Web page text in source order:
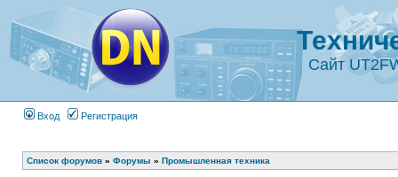
Сайт
Вход Регистрация
Список форумов » Форумы » Промышленная техника